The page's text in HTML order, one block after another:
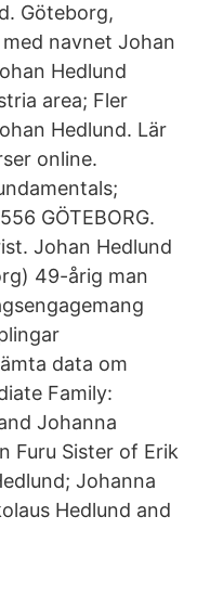
Göteborg,
navnet Johan
Hedlund
area; Fler
Hedlund. Lär
online.
GÖTEBORG.
Johan Hedlund
49-årig man
data om
Family:
Johanna
Furu Sister of Erik
Johanna
Hedlund and